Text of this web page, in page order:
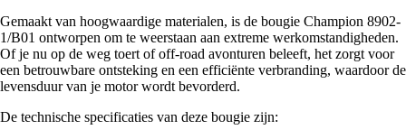
Gemaakt van hoogwaardige materialen, is de bougie Champion 8902-
1/B01 ontworpen om te weerstaan aan extreme werkomstandigheden.
Of je nu op de weg toert of off-road avonturen beleeft, het zorgt voor
een betrouwbare ontsteking en een efficiënte verbranding, waardoor de
levensduur van je motor wordt bevorderd.
De technische specificaties van deze bougie zijn: